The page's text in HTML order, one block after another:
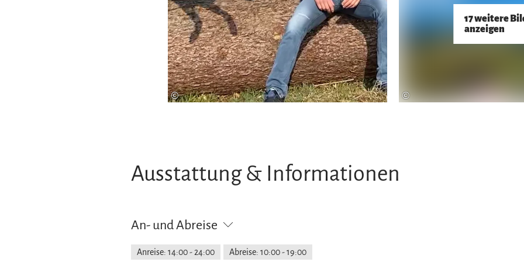
17 weitere
anzeigen
© ©
Ausstattung & Informationen
An- und Abreise
Anreise: 14:00 - 24:00 Abreise: 10:00 - 19:00